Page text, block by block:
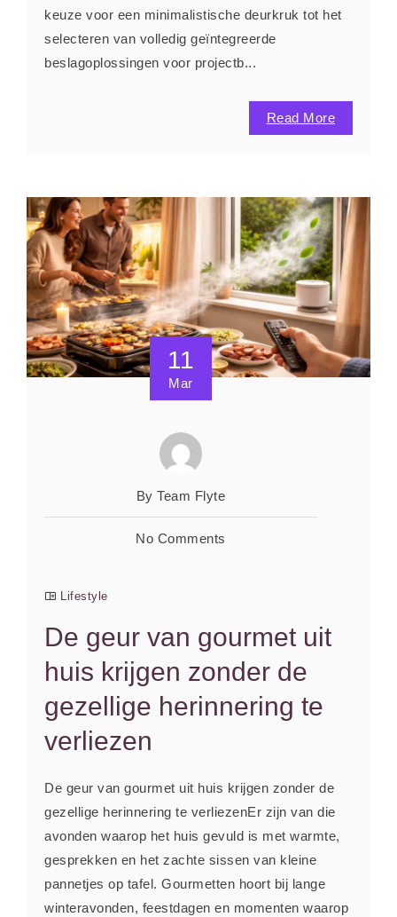
keuze voor een minimalistische deurkruk tot het
selecteren van volledig geïntegreerde
beslagoplossingen voor projectb...
Read More
11
Mar
By Team Flyte
No Comments
Lifestyle
De geur van gourmet uit
huis krijgen zonder de
gezellige herinnering te
verliezen
De geur van gourmet uit huis krijgen zonder de
gezellige herinnering te verliezenEr zijn van die
avonden waarop het huis gevuld is met warmte,
gesprekken en het zachte sissen van kleine
pannetjes op tafel. Gourmetten hoort bij lange
winteravonden, feestdagen en momenten waarop